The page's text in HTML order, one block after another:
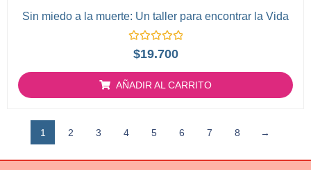
Sin miedo a la muerte: Un taller para encontrar la Vida
Valorado
con
5
$19.700
AÑADIR AL CARRITO
1 2 3 4 5 6 7 8 →